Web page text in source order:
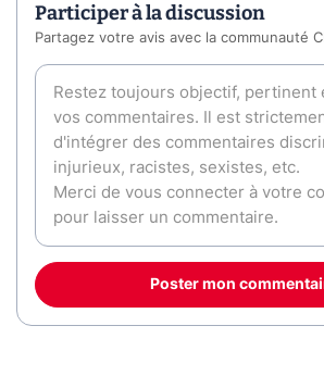
Participer à la discussion
Partagez votre avis avec la communauté
Poster mon